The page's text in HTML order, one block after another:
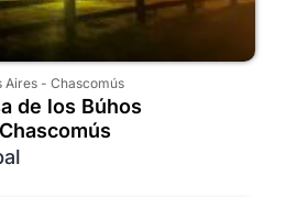
Aires- Chascomús
de los Búhos